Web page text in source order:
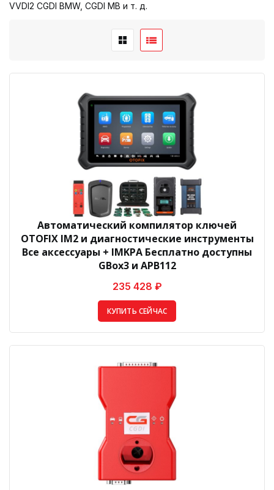
VVDI2 CGDI BMW, CGDI MB и т. д.
Автоматический компилятор ключей
OTOFIX IM2 и диагностические инструменты
Все аксессуары + IMKPA Бесплатно доступны
GBox3 и APB112
235 428 ₽
КУПИТЬ СЕЙЧАС